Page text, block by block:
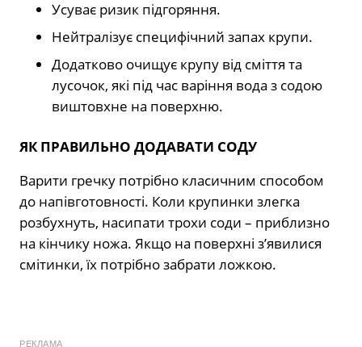
Усуває ризик підгоряння.
Нейтралізує специфічний запах крупи.
Додатково очищує крупу від сміття та
лусочок, які під час варіння вода з содою
виштовхне на поверхню.
ЯК ПРАВИЛЬНО ДОДАВАТИ СОДУ
Варити гречку потрібно класичним способом
до напівготовності. Коли крупинки злегка
розбухнуть, насипати трохи соди – приблизно
на кінчику ножа. Якщо на поверхні з’явилися
смітинки, їх потрібно забрати ложкою.
РЕКЛАМА